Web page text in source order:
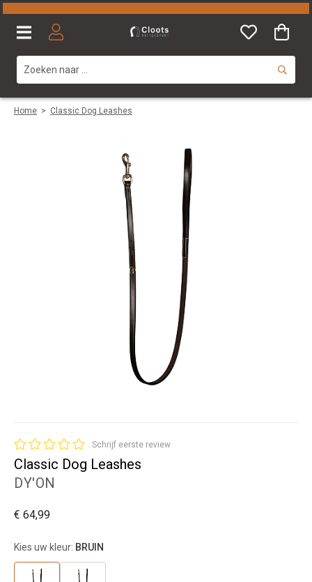
Home > Classic Dog Leashes
Schrijf eerste review
Classic Dog Leashes
DY'ON
€ 64,99
Kies uw kleur: BRUIN